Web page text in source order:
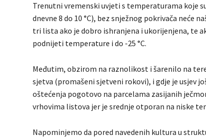
Trenutni vremenski uvjeti s temperaturama koje
dnevne 8 do 10 °C), bez snježnog pokrivača neće
tri lista ako je dobro ishranjena i ukorijenjena, te
podnijeti temperature i do -25 °C.
Međutim, obzirom na raznolikost i šarenilo na
sjetva (promašeni sjetveni rokovi), i gdje je usjev
oštećenja pogotovo na parcelama zasijanih
vrhovima listova jer je srednje otporan na niske
Napominjemo da pored navedenih kultura u